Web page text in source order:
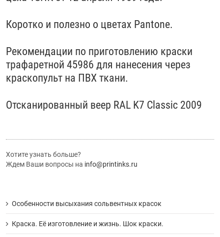
Коротко и полезно о цветах Pantone.
Рекомендации по приготовлению краски
трафаретной 45986 для нанесения через
краскопульт на ПВХ ткани.
Отсканированный веер RAL K7 Classic 2009
Хотите узнать больше?
Ждем Ваши вопросы на info@printinks.ru
Особенности высыхания сольвентных красок
Краска. Её изготовление и жизнь. Шок краски.